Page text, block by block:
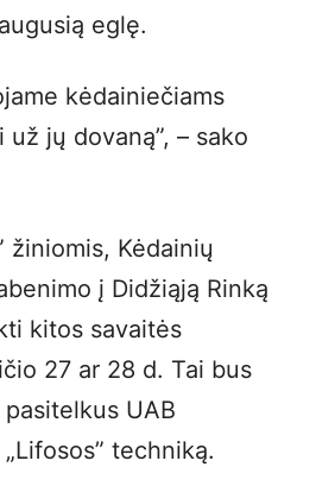
eglę.
kėdainiečiams
jų dovaną”, – sako
žiniomis, Kėdainių
į Didžiąją Rinką
kitos savaitės
27 ar 28 d. Tai bus
UAB
techniką.